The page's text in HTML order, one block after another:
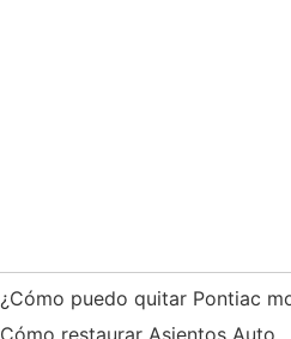
¿Cómo puedo quitar Pontiac
Cómo restaurar Asientos Auto